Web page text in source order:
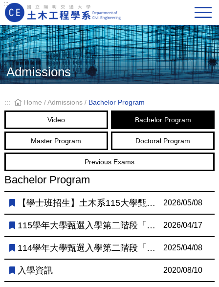
:::
Main Navigation
Admissions
::: Home / Admissions/ Bachelor Program
Video Bachelor Program
Master Program Doctoral Program
Previous Exams
Bachelor Program
【學士班招生】土木系115大學甄選入學第二階段「團體訪談及認識本系」活動提醒。 2026/05/08
115學年大學甄選入學第二階段「團體訪談及認識本系」活動 2026/04/17
114學年大學甄選入學第二階段「團體訪談及認識本系」活動 2025/04/08
入學資訊 2020/08/10